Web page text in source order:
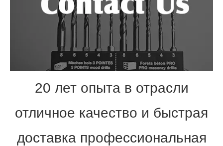
20 лет опыта в отрасли
отличное качество и быстрая
доставка профессиональная